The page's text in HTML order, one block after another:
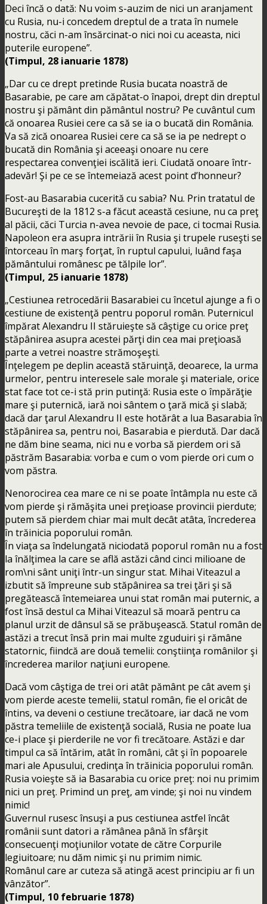
Deci încă o dată: Nu voim s-auzim de nici un aranjament
cu Rusia, nu-i concedem dreptul de a trata în numele
nostru, căci n-am însărcinat-o nici noi cu aceasta, nici
puterile europene”.
(Timpul, 28 ianuarie 1878)
„Dar cu ce drept pretinde Rusia bucata noastră de
Basarabie, pe care am căpătat-o înapoi, drept din dreptul
nostru şi pământ din pământul nostru? Pe cuvântul cum
că onoarea Rusiei cere ca să se ia o bucată din România.
Va să zică onoarea Rusiei cere ca să se ia pe nedrept o
bucată din România şi aceeaşi onoare nu cere
respectarea convenţiei iscălită ieri. Ciudată onoare într-
adevăr! Şi pe ce se întemeiază acest point d’honneur?
Fost-au Basarabia cucerită cu sabia? Nu. Prin tratatul de
Bucureşti de la 1812 s-a făcut această cesiune, nu ca preţ
al păcii, căci Turcia n-avea nevoie de pace, ci tocmai Rusia.
Napoleon era asupra intrării în Rusia şi trupele ruseşti se
întorceau în marş forţat, în ruptul capului, luând faşa
pământului românesc pe tălpile lor”.
(Timpul, 25 ianuarie 1878)
„Cestiunea retrocedării Basarabiei cu încetul ajunge a fi o
cestiune de existenţă pentru poporul român. Puternicul
împărat Alexandru II stăruieşte să câştige cu orice preţ
stăpânirea asupra acestei părţi din cea mai preţioasă
parte a vetrei noastre strămoşeşti.
Înţelegem pe deplin această stăruinţă, deoarece, la urma
urmelor, pentru interesele sale morale şi materiale, orice
stat face tot ce-i stă prin putinţă: Rusia este o împărăţie
mare şi puternică, iară noi sântem o ţară mică şi slabă;
dacă dar ţarul Alexandru II este hotărât a lua Basarabia în
stăpânirea sa, pentru noi, Basarabia e pierdută. Dar dacă
ne dăm bine seama, nici nu e vorba să pierdem ori să
păstrăm Basarabia: vorba e cum o vom pierde ori cum o
vom păstra.
Nenorocirea cea mare ce ni se poate întâmpla nu este că
vom pierde şi rămăşita unei preţioase provincii pierdute;
putem să pierdem chiar mai mult decât atâta, încrederea
în trăinicia poporului român.
În viaţa sa îndelungată niciodată poporul român nu a fost
la înălţimea la care se află astăzi când cinci milioane de
rom\ni sânt uniţi într-un singur stat. Mihai Viteazul a
izbutit să împreune sub stăpânirea sa trei ţări şi să
pregătească întemeiarea unui stat român mai puternic, a
fost însă destul ca Mihai Viteazul să moară pentru ca
planul urzit de dânsul să se prăbuşească. Statul român de
astăzi a trecut însă prin mai multe zguduiri şi rămâne
statornic, fiindcă are două temelii: conştiinţa românilor şi
încrederea marilor naţiuni europene.
Dacă vom câştiga de trei ori atât pământ pe cât avem şi
vom pierde aceste temelii, statul român, fie el oricât de
întins, va deveni o cestiune trecătoare, iar dacă ne vom
păstra temeliile de existenţă socială, Rusia ne poate lua
ce-i place şi pierderile ne vor fi trecătoare. Astăzi e dar
timpul ca să întărim, atât în români, cât şi în popoarele
mari ale Apusului, credinţa în trăinicia poporului român.
Rusia voieşte să ia Basarabia cu orice preţ: noi nu primim
nici un preţ. Primind un preţ, am vinde; şi noi nu vindem
nimic!
Guvernul rusesc însuşi a pus cestiunea astfel încât
românii sunt datori a rămânea până în sfârşit
consecuenţi moţiunilor votate de către Corpurile
legiuitoare; nu dăm nimic şi nu primim nimic.
Românul care ar cuteza să atingă acest principiu ar fi un
vânzător”.
(Timpul, 10 februarie 1878)